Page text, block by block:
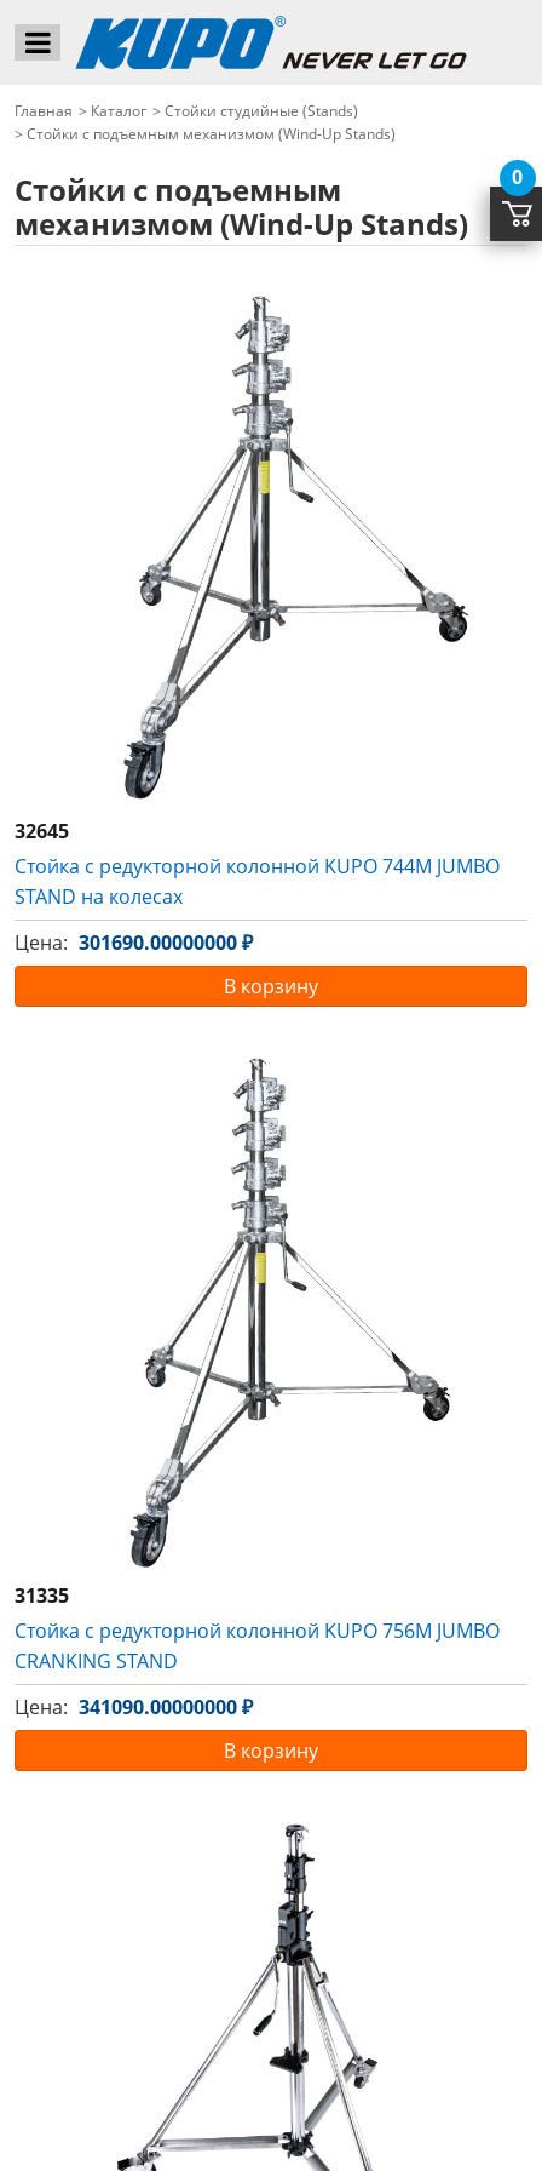
Главная > Каталог > Стойки студийные (Stands)
> Стойки с подъемным механизмом (Wind-Up Stands)
Стойки с подъемным
механизмом (Wind-Up Stands)
32645
Стойка с редукторной колонной KUPO 744M JUMBO
STAND на колесах
Цена: 301690.00000000 ₽
В корзину
31335
Стойка с редукторной колонной KUPO 756M JUMBO
CRANKING STAND
Цена: 341090.00000000 ₽
В корзину
0